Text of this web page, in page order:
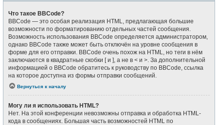
Что такое BBCode?
BBCode — это особая реализация HTML, предлагающая большие
возможности по форматированию отдельных частей сообщения.
Возможность использования BBCode определяется администратором,
однако BBCode также может быть отключён на уровне сообщения в
форме для его отправки. BBCode очень похож на HTML, но теги в нём
заключаются в квадратные скобки [ и ], а не в < и >. За дополнительной
информацией о BBCode обратитесь к руководству по BBCode, ссылка
на которое доступна из формы отправки сообщений.
Вернуться к началу
Могу ли я использовать HTML?
Нет. На этой конференции невозможны отправка и обработка HTML-
кода в сообщениях. Большая часть возможностей HTML по